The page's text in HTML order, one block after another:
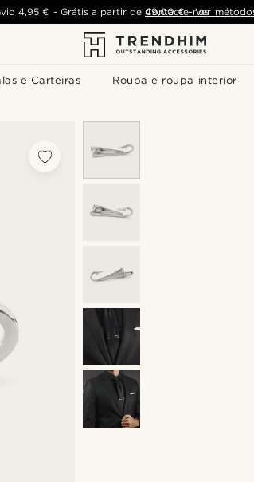
e Carteiras Roupa e roupa interior
4,95 € - Grátis a partir de 49,00 € - Ver
Contacte-nos